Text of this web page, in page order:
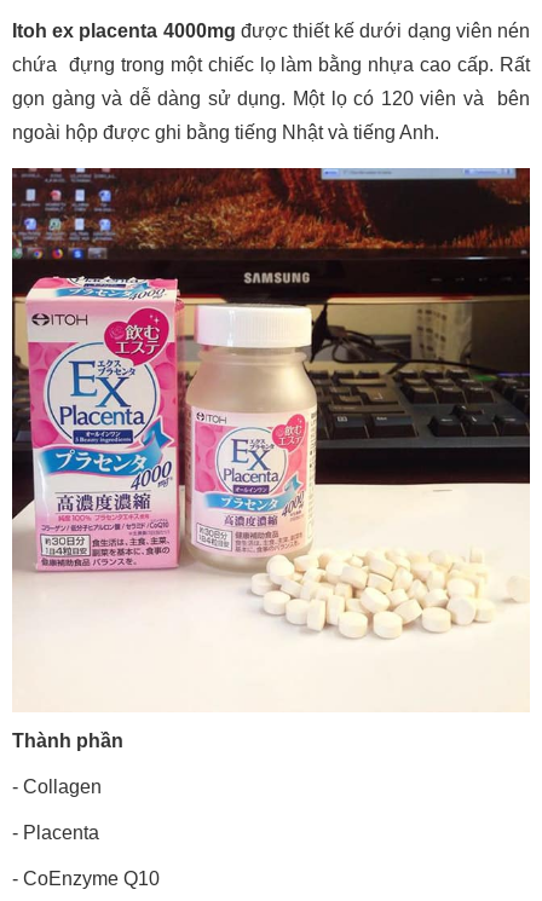
Itoh ex placenta 4000mg được thiết kế dưới dạng viên nén
chứa đựng trong một chiếc lọ làm bằng nhựa cao cấp. Rất
gọn gàng và dễ dàng sử dụng. Một lọ có 120 viên và bên
ngoài hộp được ghi bằng tiếng Nhật và tiếng Anh.
Thành phần
- Collagen
- Placenta
- CoEnzyme Q10